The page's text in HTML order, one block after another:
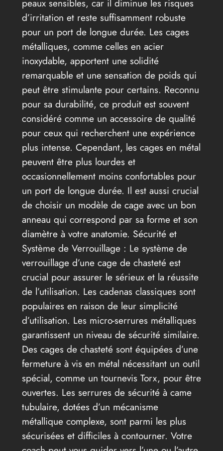
peaux sensibles, car il diminue les risques
d’irritation et reste suffisamment robuste
pour un port de longue durée. Les cages
métalliques, comme celles en acier
inoxydable, apportent une solidité
remarquable et une sensation de poids qui
peut être stimulante pour certains. Reconnu
pour sa durabilité, ce produit est souvent
considéré comme un accessoire de qualité
pour ceux qui recherchent une expérience
plus intense. Cependant, les cages en métal
peuvent être plus lourdes et
occasionnellement moins confortables pour
un port de longue durée. Il est aussi crucial
de choisir un modèle de cage avec un bon
anneau qui correspond par sa forme et son
diamètre à votre anatomie. Sécurité et
Système de Verrouillage : Le système de
verrouillage d’une cage de chasteté est
crucial pour assurer le sérieux et la réussite
de l’utilisation. Les cadenas classiques sont
populaires en raison de leur simplicité
d’utilisation. Les micro-serrures métalliques
garantissent un niveau de sécurité similaire.
Des cages de chasteté sont équipées d’une
fermeture à vis en métal nécessitant un outil
spécial, comme un tournevis Torx, pour être
ouvertes. Les serrures de sécurité à came
tubulaire, dotées d’un mécanisme
métallique complexe, sont parmi les plus
sécurisées et difficiles à contourner. Votre